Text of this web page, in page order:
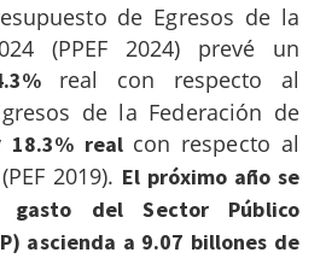
de Egresos de la
(PPEF 2024) prevé un
real con respecto al
de la Federación de
18.3% real con respecto al
2019). El próximo año se
del Sector Público
ascienda a 9.07 billones de